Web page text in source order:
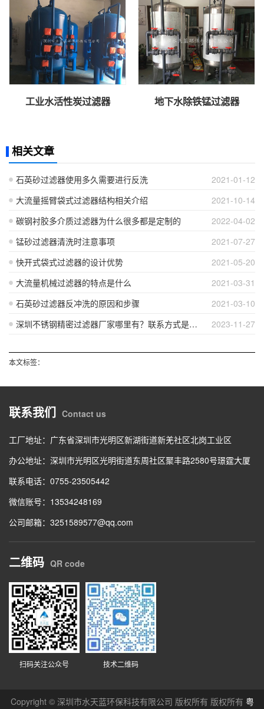
工业水活性炭过滤器 地下水除铁锰过滤器
相关文章
2021-01-12
石英砂过滤器使用多久需要进行反洗
2021-10-14
大流量摇臂袋式过滤器结构相关介绍
2022-04-02
碳钢衬胶多介质过滤器为什么很多都是定制的
2021-07-27
锰砂过滤器清洗时注意事项
2021-05-20
快开式袋式过滤器的设计优势
2021-03-31
大流量机械过滤器的特点是什么
2021-03-10
石英砂过滤器反冲洗的原因和步骤
2023-11-27
深圳不锈钢精密过滤器厂家哪里有？联系方式是多少？
本文标签：
联系我们 Contact us
工厂地址：广东省深圳市光明区新湖街道新羌社区北岗工业区
办公地址：深圳市光明区光明街道东周社区聚丰路2580号璟霆大厦
联系电话：0755-23505442
微信账号：13534248169
公司邮箱：3251589577@qq.com
二维码 QR code
扫码关注公众号 技术二维码
Copyright © 深圳市水天蓝环保科技有限公司 版权所有 版权所有 粤